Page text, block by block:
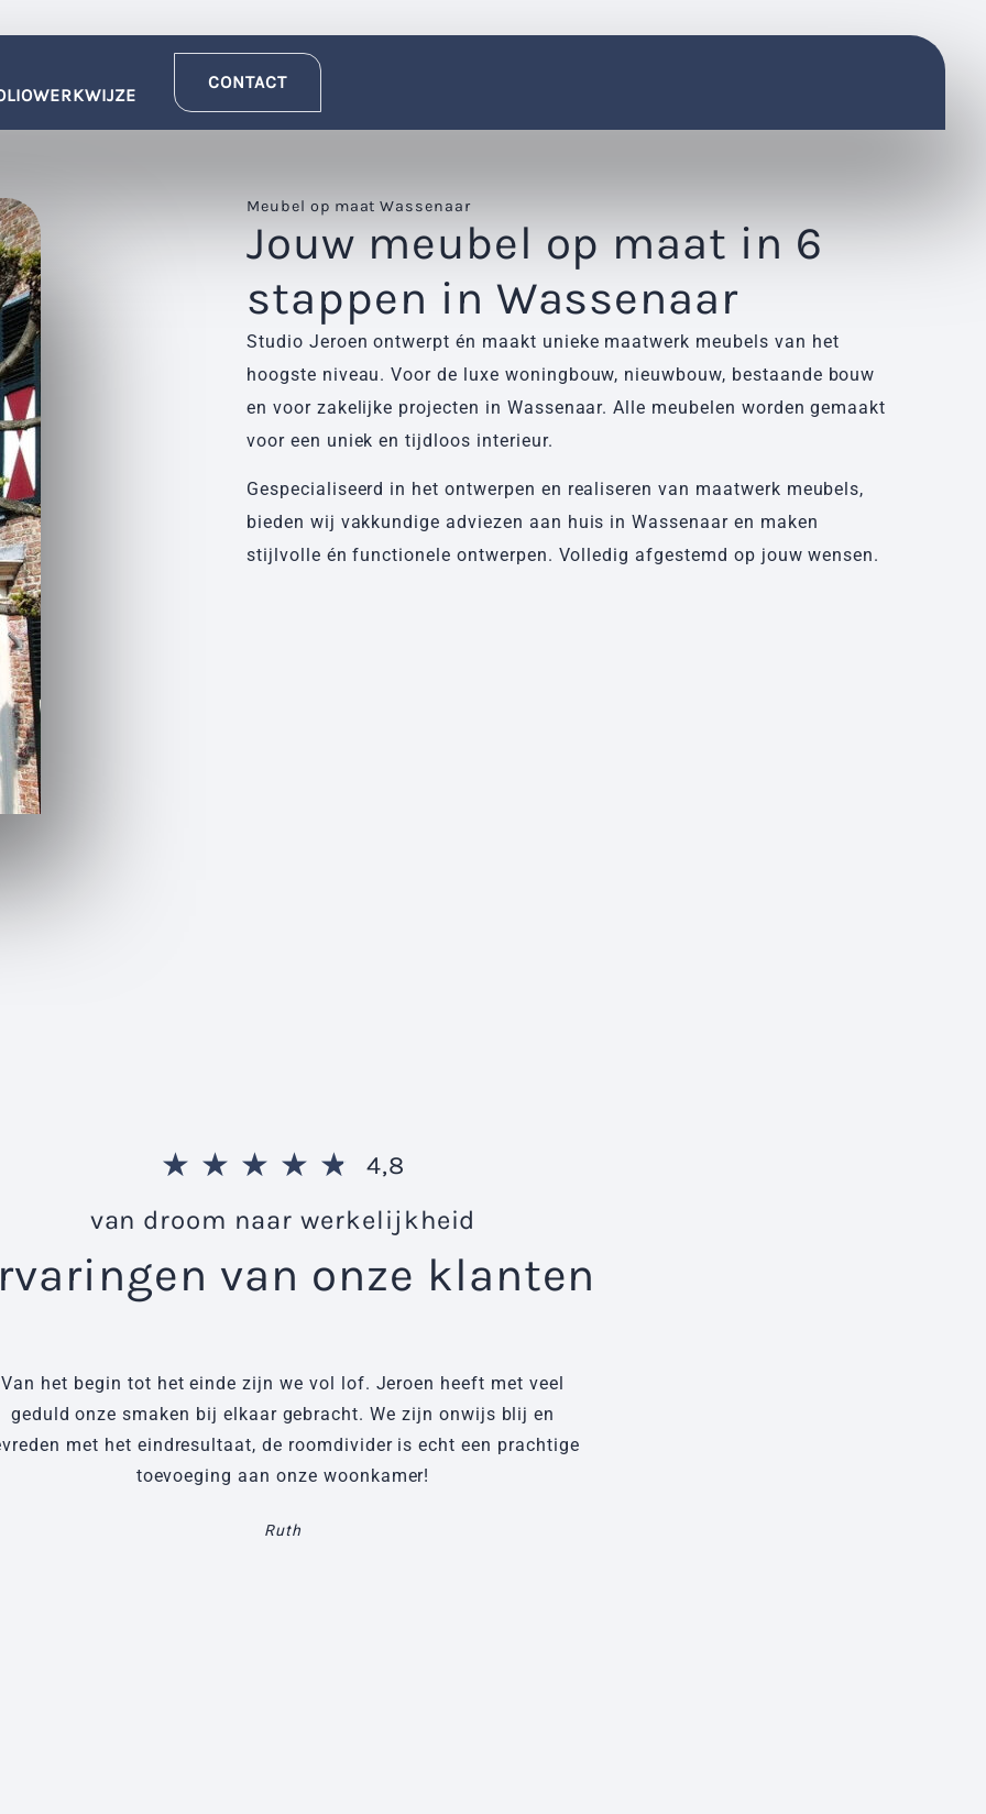
WERKWIJZE
CONTACT
Meubel op maat Wassenaar
Jouw meubel op maat in 6
stappen in Wassenaar
Studio Jeroen ontwerpt én maakt unieke maatwerk meubels van het
hoogste niveau. Voor de luxe woningbouw, nieuwbouw, bestaande bouw
en voor zakelijke projecten in Wassenaar. Alle meubelen worden gemaakt
voor een uniek en tijdloos interieur.
Gespecialiseerd in het ontwerpen en realiseren van maatwerk meubels,
bieden wij vakkundige adviezen aan huis in Wassenaar en maken
stijlvolle én functionele ontwerpen. Volledig afgestemd op jouw wensen.
★ ★ ★ ★ ★ 4,8
van droom naar werkelijkheid
van onze klanten
Van het begin tot het einde zijn we vol lof. Jeroen heeft met veel
geduld onze smaken bij elkaar gebracht. We zijn onwijs blij en
met het eindresultaat, de roomdivider is echt een prachtige
toevoeging aan onze woonkamer!
Ruth